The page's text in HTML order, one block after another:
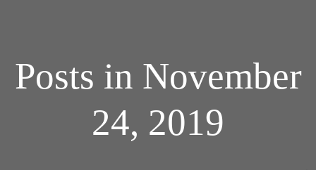
Posts in November
24, 2019